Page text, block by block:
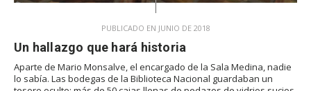
PUBLICADO EN JUNIO DE 2018
Un hallazgo que hará historia
Aparte de Mario Monsalve, el encargado de la Sala Medina, nadie
lo sabía. Las bodegas de la Biblioteca Nacional guardaban un